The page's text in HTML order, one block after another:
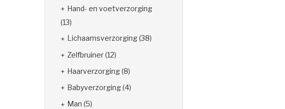
Hand- en voetverzorging
(13)
Lichaamsverzorging(38)
Zelfbruiner(12)
Haarverzorging(8)
Babyverzorging(4)
Man (5)